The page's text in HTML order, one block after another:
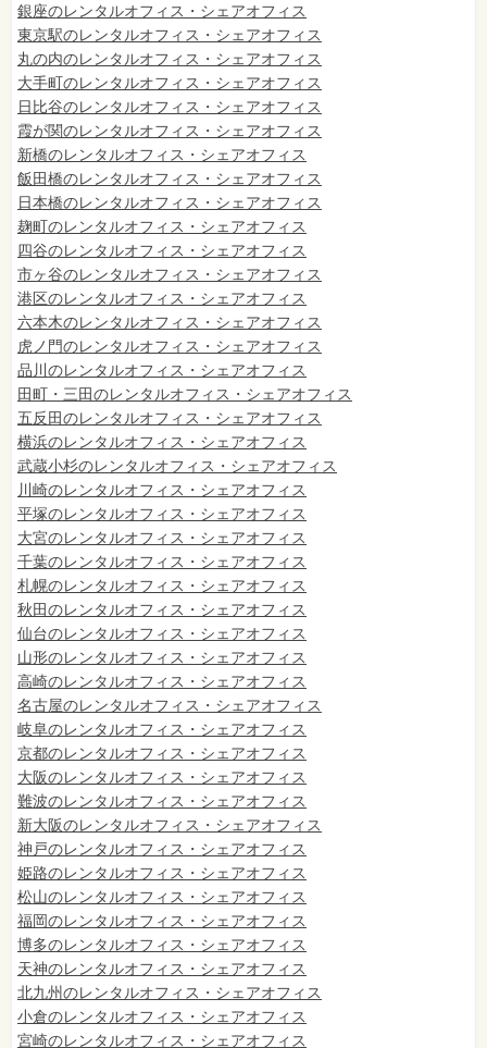
銀座のレンタルオフィス・シェアオフィス
東京駅のレンタルオフィス・シェアオフィス
丸の内のレンタルオフィス・シェアオフィス
大手町のレンタルオフィス・シェアオフィス
日比谷のレンタルオフィス・シェアオフィス
霞が関のレンタルオフィス・シェアオフィス
新橋のレンタルオフィス・シェアオフィス
飯田橋のレンタルオフィス・シェアオフィス
日本橋のレンタルオフィス・シェアオフィス
麹町のレンタルオフィス・シェアオフィス
四谷のレンタルオフィス・シェアオフィス
市ヶ谷のレンタルオフィス・シェアオフィス
港区のレンタルオフィス・シェアオフィス
六本木のレンタルオフィス・シェアオフィス
虎ノ門のレンタルオフィス・シェアオフィス
品川のレンタルオフィス・シェアオフィス
田町・三田のレンタルオフィス・シェアオフィス
五反田のレンタルオフィス・シェアオフィス
横浜のレンタルオフィス・シェアオフィス
武蔵小杉のレンタルオフィス・シェアオフィス
川崎のレンタルオフィス・シェアオフィス
平塚のレンタルオフィス・シェアオフィス
大宮のレンタルオフィス・シェアオフィス
千葉のレンタルオフィス・シェアオフィス
札幌のレンタルオフィス・シェアオフィス
秋田のレンタルオフィス・シェアオフィス
仙台のレンタルオフィス・シェアオフィス
山形のレンタルオフィス・シェアオフィス
高崎のレンタルオフィス・シェアオフィス
名古屋のレンタルオフィス・シェアオフィス
岐阜のレンタルオフィス・シェアオフィス
京都のレンタルオフィス・シェアオフィス
大阪のレンタルオフィス・シェアオフィス
難波のレンタルオフィス・シェアオフィス
新大阪のレンタルオフィス・シェアオフィス
神戸のレンタルオフィス・シェアオフィス
姫路のレンタルオフィス・シェアオフィス
松山のレンタルオフィス・シェアオフィス
福岡のレンタルオフィス・シェアオフィス
博多のレンタルオフィス・シェアオフィス
天神のレンタルオフィス・シェアオフィス
北九州のレンタルオフィス・シェアオフィス
小倉のレンタルオフィス・シェアオフィス
宮崎のレンタルオフィス・シェアオフィス